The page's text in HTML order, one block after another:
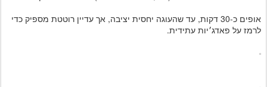
אופים כ-30 דקות, עד שהעוגה יחסית יציבה, אך עדיין רוטטת מספיק כדי
לרמז על פאדג׳יות עתידית.